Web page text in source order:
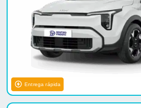
Entrega rápida